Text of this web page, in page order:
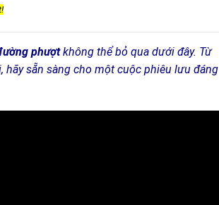
phượtkhông thể bỏ qua dưới đây. Từ
sẵn sàng cho một cuộc phiêu lưu đáng